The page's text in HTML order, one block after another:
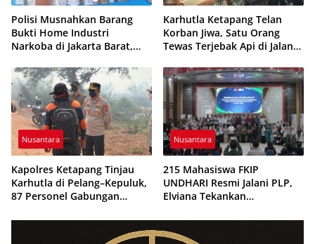
Polisi Musnahkan Barang
Bukti Home Industri
Narkoba di Jakarta Barat,
Beredar
Karhutla Ketapang Telan
Korban Jiwa, Satu Orang
Tewas Terjebak Api di Jalan
Nusantara
Kapolres Ketapang Tinjau
Karhutla di Pelang–Kepuluk,
87 Personel Gabungan
Nusantara
215 Mahasiswa FKIP
UNDHARI Resmi Jalani PLP,
Elviana Tekankan
dan Profesionalisme Calon
Guru